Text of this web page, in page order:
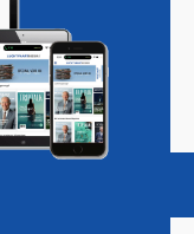
Vacatures